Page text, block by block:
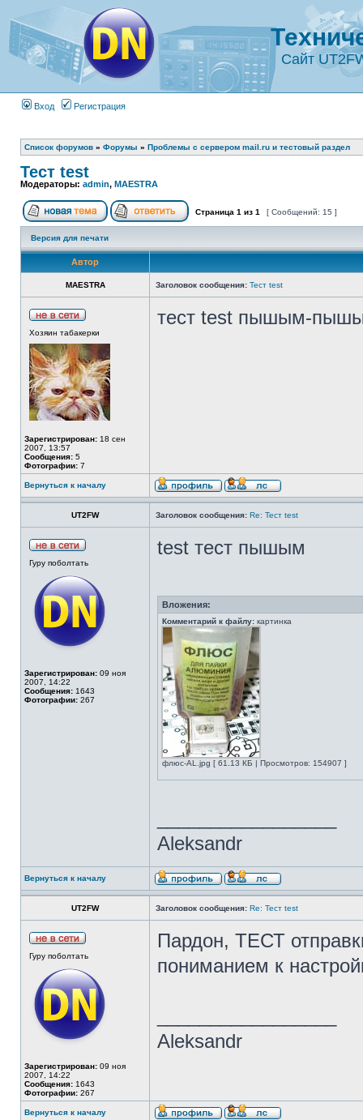
Сайт
Вход Регистрация
Список форумов » Форумы » Проблемы с сервером mail.ru и тестовый раздел
Тест test
Модераторы: admin, MAESTRA
Страница 1 из 1 [ Сообщений: 15 ]
Версия для печати
Автор
MAESTRA Заголовок сообщения: Тест test
Хозяин табакерки
Зарегистрирован: 18 сен
2007, 13:57
Сообщения: 5
Фотографии: 7
тест test пышым-
Вернуться к началу
UT2FW Заголовок сообщения: Re: Тест test
Гуру поболтать
Зарегистрирован: 09 ноя
2007, 14:22
Сообщения: 1643
Фотографии: 267
test тест пышым
Вложения:
Комментарий к файлу: картинка
флюс-AL.jpg [ 61.13 КБ | Просмотров: 154907 ]
Aleksandr
Вернуться к началу
UT2FW Заголовок сообщения: Re: Тест test
Гуру поболтать
Зарегистрирован: 09 ноя
2007, 14:22
Сообщения: 1643
Фотографии: 267
Пардон, ТЕСТ
пониманием к
Aleksandr
Вернуться к началу